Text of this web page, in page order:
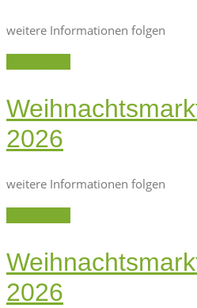
weitere Informationen folgen
2026
weitere Informationen folgen
2026